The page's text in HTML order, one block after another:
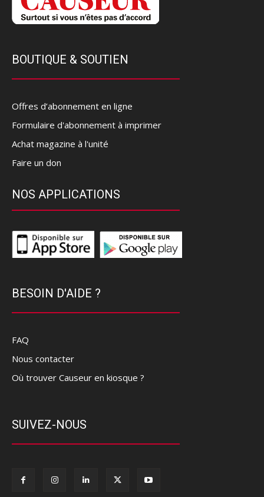
BOUTIQUE & SOUTIEN
Offres d’abonnement en ligne
Formulaire d'abonnement à imprimer
Achat magazine à l'unité
Faire un don
NOS APPLICATIONS
BESOIN D'AIDE ?
FAQ
Nous contacter
Où trouver Causeur en kiosque ?
SUIVEZ-NOUS